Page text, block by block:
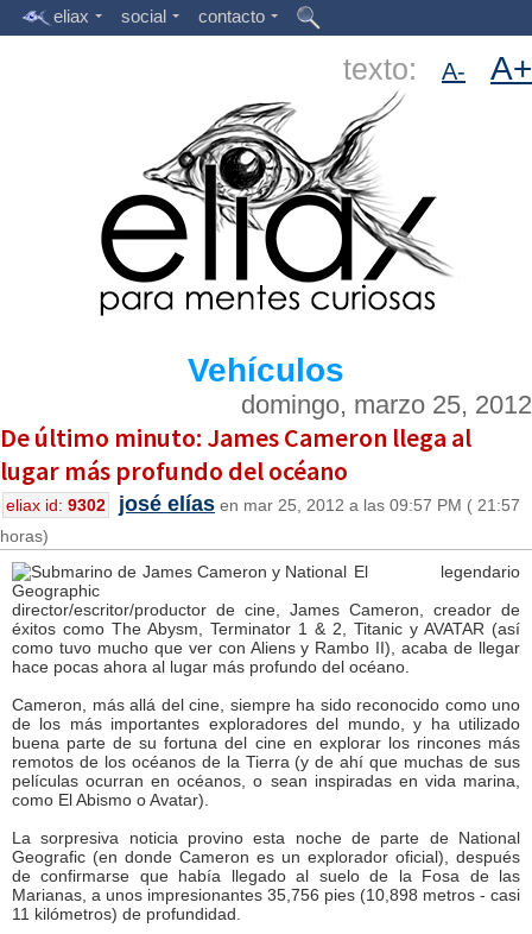
eliax social contacto
texto: A- A+
Vehículos
domingo, marzo 25, 2012
De último minuto: James Cameron llega al
lugar más profundo del océano
eliax id: 9302 josé elías en mar 25, 2012 a las 09:57 PM ( 21:57
horas)
El legendario
director/escritor/productor de cine, James Cameron, creador de
éxitos como The Abysm, Terminator 1 & 2, Titanic y AVATAR (así
como tuvo mucho que ver con Aliens y Rambo II), acaba de llegar
hace pocas ahora al lugar más profundo del océano.
Cameron, más allá del cine, siempre ha sido reconocido como uno
de los más importantes exploradores del mundo, y ha utilizado
buena parte de su fortuna del cine en explorar los rincones más
remotos de los océanos de la Tierra (y de ahí que muchas de sus
películas ocurran en océanos, o sean inspiradas en vida marina,
como El Abismo o Avatar).
La sorpresiva noticia provino esta noche de parte de National
Geografic (en donde Cameron es un explorador oficial), después
de confirmarse que había llegado al suelo de la Fosa de las
Marianas, a unos impresionantes 35,756 pies (10,898 metros - casi
11 kilómetros) de profundidad.